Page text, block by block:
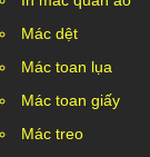
Mác dệt
Mác toan lụa
Mác toan giấy
Mác treo